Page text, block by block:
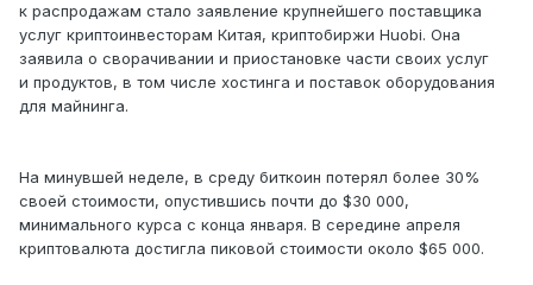
к распродажам стало заявление крупнейшего поставщика
услуг криптоинвесторам Китая, криптобиржи Huobi. Она
заявила о сворачивании и приостановке части своих услуг
и продуктов, в том числе хостинга и поставок оборудования
для майнинга.
На минувшей неделе, в среду биткоин потерял более 30%
своей стоимости, опустившись почти до $30 000,
минимального курса с конца января. В середине апреля
криптовалюта достигла пиковой стоимости около $65 000.